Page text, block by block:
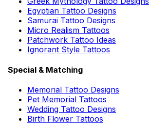
Egyptian Tattoo Designs
Samurai Tattoo Designs
Micro Realism Tattoos
Patchwork Tattoo Ideas
Ignorant Style Tattoos
Special & Matching
Memorial Tattoo Designs
Pet Memorial Tattoos
Wedding Tattoo Designs
Birth Flower Tattoos